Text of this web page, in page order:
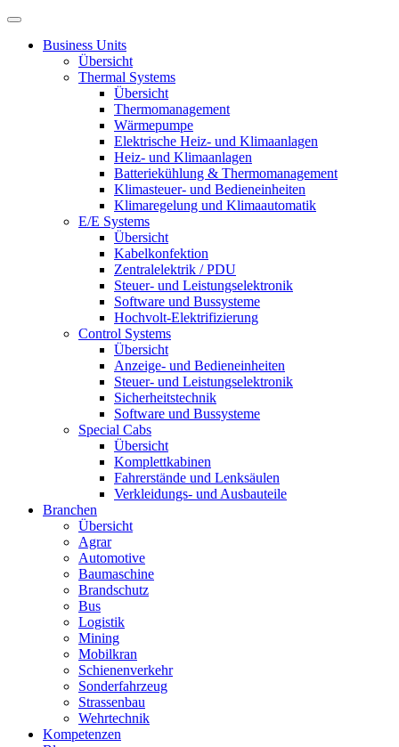
Business Units
Übersicht
Thermal Systems
Übersicht
Thermomanagement
Wärmepumpe
Elektrische Heiz- und Klimaanlagen
Heiz- und Klimaanlagen
Batteriekühlung & Thermomanagement
Klimasteuer- und Bedieneinheiten
Klimaregelung und Klimaautomatik
E/E Systems
Übersicht
Kabelkonfektion
Zentralelektrik / PDU
Steuer- und Leistungselektronik
Software und Bussysteme
Hochvolt-Elektrifizierung
Control Systems
Übersicht
Anzeige- und Bedieneinheiten
Steuer- und Leistungselektronik
Sicherheitstechnik
Software und Bussysteme
Special Cabs
Übersicht
Komplettkabinen
Fahrerstände und Lenksäulen
Verkleidungs- und Ausbauteile
Branchen
Übersicht
Agrar
Automotive
Baumaschine
Brandschutz
Bus
Logistik
Mining
Mobilkran
Schienenverkehr
Sonderfahrzeug
Strassenbau
Wehrtechnik
Kompetenzen